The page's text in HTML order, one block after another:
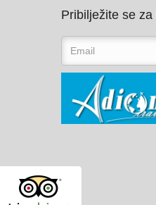
Pribilježite se za